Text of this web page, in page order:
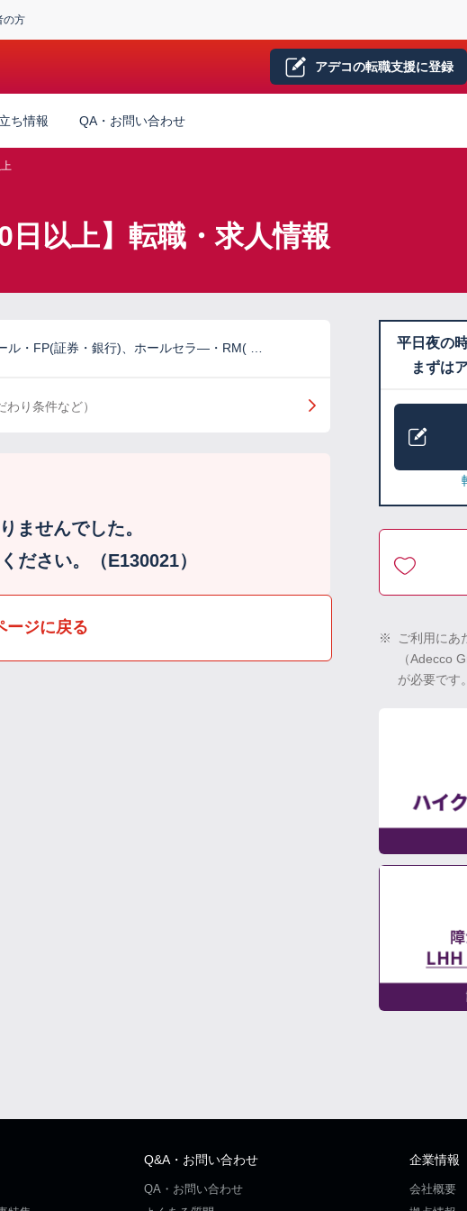
の方
アデコの転職支援に登録
ち情報 QA・お問い合わせ
日以上】転職・求人情報
ル・FP(証券・銀行)、ホールセラ―・RM( …
わり条件など）
ませんでした。
ださい。（E130021）
ージに戻る
平日夜の
まずは
※
ご利用にあ
（Adecco
が必要です。
Q&A・お問い合わせ
QA・お問い合わせ
企業情報
会社概要